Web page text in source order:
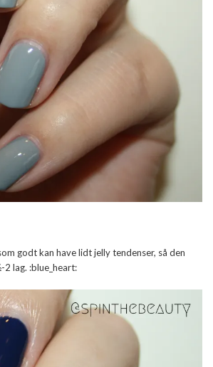
godt kan have lidt jelly tendenser, så den
2 lag. :blue_heart: